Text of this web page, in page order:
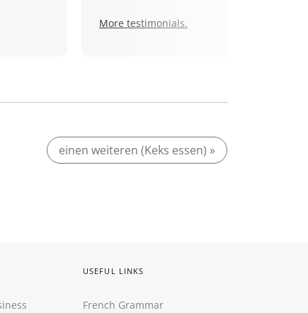
More testimonials.
einen weiteren (Keks essen) »
USEFUL LINKS
French Grammar